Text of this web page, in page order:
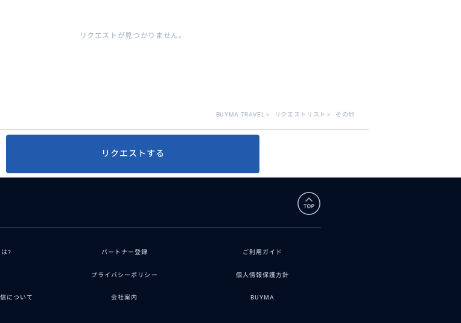
リクエストが見つかりません。
BUYMA TRAVEL > リクエストリスト > その他
リクエストする
? パートナー登録 ご利用ガイド
プライバシーポリシー 個人情報保護方針
について 会社案内 BUYMA